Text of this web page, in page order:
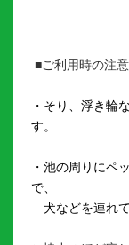
■ご利用時の注
・そり、浮き輪
す。
・池の周りにペ
で、
犬などを連れて